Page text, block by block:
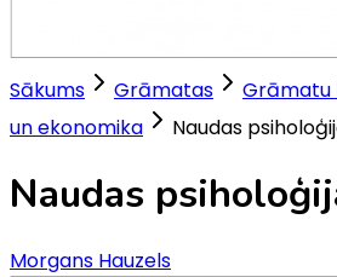
Sākums Grāmatas Grāmatu
un ekonomika
Naudas
Naudas
Morgans Hauzels